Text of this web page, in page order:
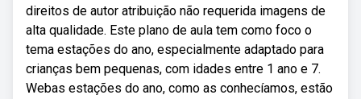
direitos de autor atribuição não requerida imagens de
alta qualidade. Este plano de aula tem como foco o
tema estações do ano, especialmente adaptado para
crianças bem pequenas, com idades entre 1 ano e 7.
Webas estações do ano, como as conhecíamos, estão